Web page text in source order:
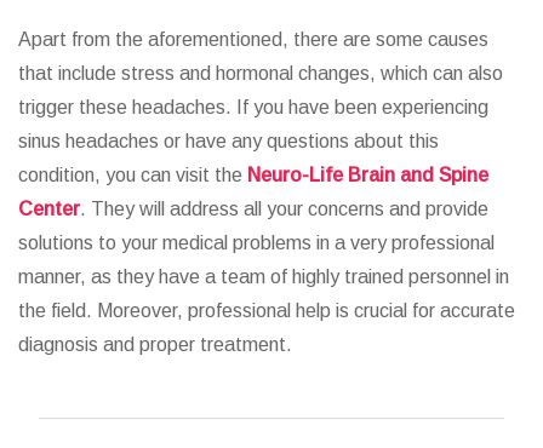
Apart from the aforementioned, there are some causes
that include stress and hormonal changes, which can also
trigger these headaches. If you have been experiencing
sinus headaches or have any questions about this
condition, you can visit the Neuro-Life Brain and Spine
Center. They will address all your concerns and provide
solutions to your medical problems in a very professional
manner, as they have a team of highly trained personnel in
the field. Moreover, professional help is crucial for accurate
diagnosis and proper treatment.